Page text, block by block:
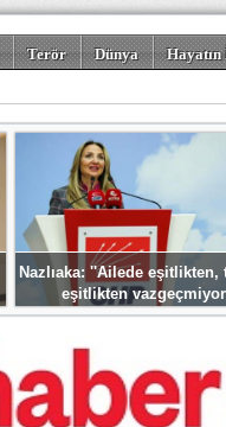
Terör Dünya
Nazlıaka: ''Ailede eşitlikten,
eşitlikten